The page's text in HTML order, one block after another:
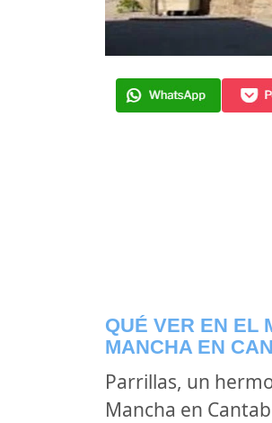
QUÉ VER EN EL
MANCHA EN
Parrillas, un
Mancha en